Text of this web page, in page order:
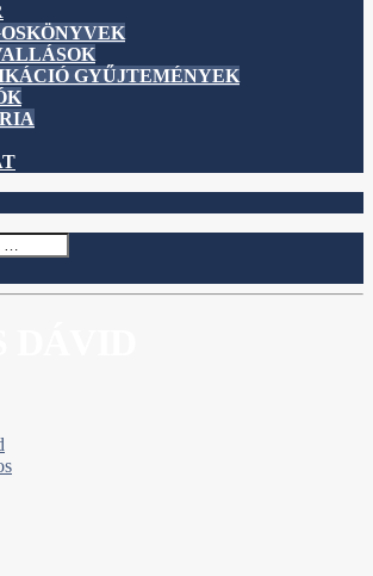
GYŰJTEMÉNYEK